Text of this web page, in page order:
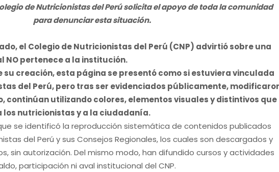
de Nutricionistas del Perú solicita el apoyo de toda la comunidad
para denunciar esta situación.
el Colegio de Nutricionistas del Perú (CNP) advirtió sobre una
NO pertenece a la institución.
su creación, esta página se presentó como si estuviera vinculada
del Perú, pero tras ser evidenciados públicamente,
continúan utilizando colores, elementos visuales y distintivos que
los nutricionistas y a la ciudadanía.
se identificó la reproducción sistemática de contenidos publicados
del Perú y sus Consejos Regionales, los cuales son descargados y
sin autorización. Del mismo modo, han difundido cursos y actividades
participación ni aval institucional del CNP.